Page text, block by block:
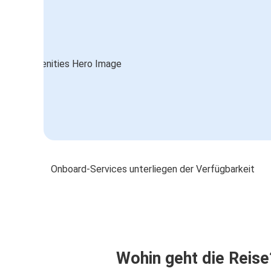
Onboard-Services unterliegen der Verfügbarkeit
Wohin geht die